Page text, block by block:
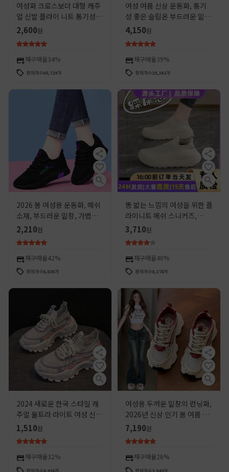
여성화 크로스보더 대형 캐주
얼 신발 플라이 니트 통기성 신
발 여성용 가볍고 편안한 메쉬
신발 부드러운 밑창 얕은 구두
2,600원
재구매율34%
판매개수65,729개
여성 여름 신상 운동화, 통기
성 좋은 슬립온 부드러운 밑창
중노년 여성화 도매
4,150원
재구매율39%
판매개수19,161개
2026 봄 여성용 운동화, 메쉬
소재, 부드러운 밑창, 가볍고
캐주얼한 런닝 및 여행용 신
발, 여성용, 순수 블랙
2,210원
재구매율42%
판매개수8,635개
똥 밟는 느낌의 여성을 위한 플
라이니트 메쉬 스니커즈,
2025년 신상 여름 통기성 다
용도 슬립온 플라이니트 캐주
얼 슈즈
3,710원
재구매율40%
판매개수8,178개
2024 새로운 한국 스타일 캐
주얼 울트라 라이트 여성 신발
토레 신발 여성 신발 플라이 짠
메쉬 신발 여름 통기성 운동화
1,510원
재구매율32%
판매개수4,416개
여성용 두꺼운 밑창의 런닝화,
2026년 신상 인기 봄 여름 얇
은 메쉬 통기성 키높이 캐주얼
운동화
7,190원
재구매율26%
판매개수3,843개